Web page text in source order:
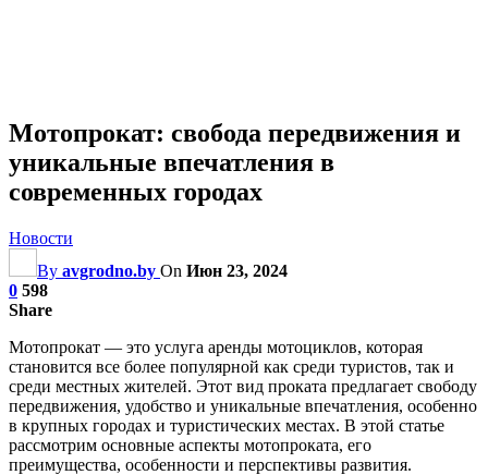
Мотопрокат: свобода передвижения и
уникальные впечатления в
современных городах
Новости
By avgrodno.by On Июн 23, 2024
0 598
Share
Мотопрокат — это услуга аренды мотоциклов, которая
становится все более популярной как среди туристов, так и
среди местных жителей. Этот вид проката предлагает свободу
передвижения, удобство и уникальные впечатления, особенно
в крупных городах и туристических местах. В этой статье
рассмотрим основные аспекты мотопроката, его
преимущества, особенности и перспективы развития.